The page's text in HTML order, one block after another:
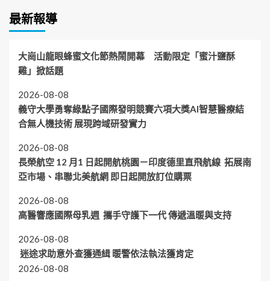
最新報導
大崗山龍眼蜂蜜文化節熱鬧開幕 活動限定「蜜汁鹽酥
雞」掀話題
2026-08-08
義守大學勇奪綠點子國際發明競賽六項大獎AI智慧醫療結
合無人機技術 展現跨域研發實力
2026-08-08
長榮航空 12 月1 日起開航桃園－印度德里直飛航線 拓展南
亞市場、串聯北美航網 即日起開放訂位購票
2026-08-08
高醫響應國際母乳週 攜手守護下一代 傳遞溫暖與支持
2026-08-08
迷途求助意外查獲通緝 暖警依法執法獲肯定
2026-08-08